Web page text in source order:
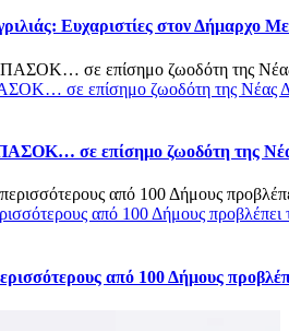
Ευχαριστίες στον Δήμαρχο
σε επίσημο ζωοδότη της Νέας
σε επίσημο ζωοδότη της
από 100 Δήμους
από 100 Δήμους